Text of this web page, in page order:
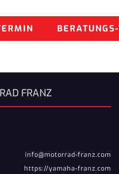
FRANZ
info@motorrad-franz.com
https://yamaha-franz.com